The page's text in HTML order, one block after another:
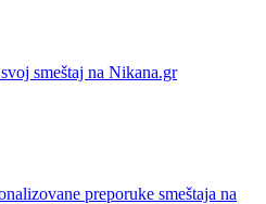
smeštaj na Nikana.gr
preporuke smeštaja na